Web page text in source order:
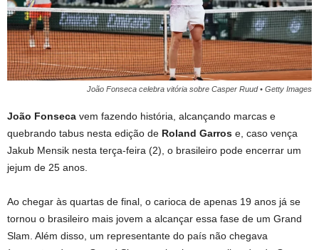
João Fonseca celebra vitória sobre Casper Ruud • Getty Images
João Fonseca vem fazendo história, alcançando marcas e
quebrando tabus nesta edição de Roland Garros e, caso vença
Jakub Mensik nesta terça-feira (2), o brasileiro pode encerrar um
jejum de 25 anos.
Ao chegar às quartas de final, o carioca de apenas 19 anos já se
tornou o brasileiro mais jovem a alcançar essa fase de um Grand
Slam. Além disso, um representante do país não chegava